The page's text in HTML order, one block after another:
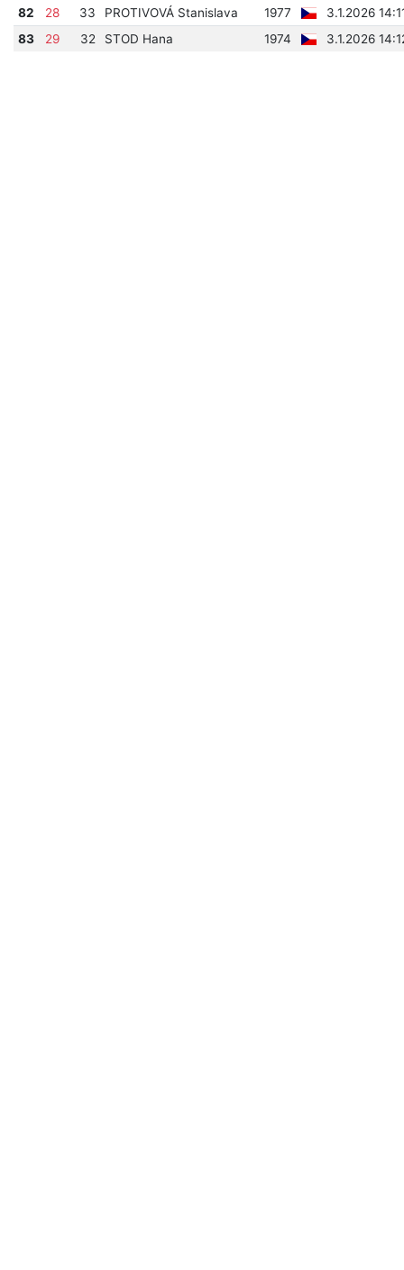
82
28 33 PROTIVOVÁ Stanislava 1977
3.1.2026
83
29 32 STOD Hana 1974 3.1.2026